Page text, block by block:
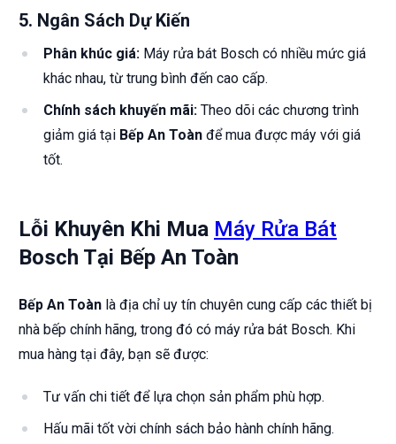
5. Ngân Sách Dự Kiến
Phân khúc giá: Máy rửa bát Bosch có nhiều mức giá
khác nhau, từ trung bình đến cao cấp.
Chính sách khuyến mãi: Theo dõi các chương trình
giảm giá tại Bếp An Toàn để mua được máy với giá
tốt.
Lỗi Khuyên Khi Mua Máy Rửa Bát
Bosch Tại Bếp An Toàn
Bếp An Toàn là địa chỉ uy tín chuyên cung cấp các thiết bị
nhà bếp chính hãng, trong đó có máy rửa bát Bosch. Khi
mua hàng tại đây, bạn sẽ được:
Tư vấn chi tiết để lựa chọn sản phẩm phù hợp.
Hấu mãi tốt vời chính sách bảo hành chính hãng.